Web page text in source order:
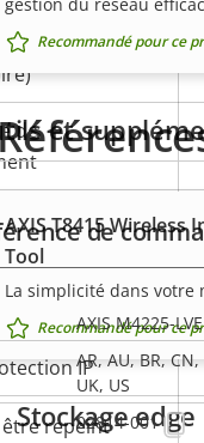
(fente pour
de
extérieur
contre
IP
repeint
Recommandé pour ce
et
AXIS T8415 Wireless
Tool
La simplicité dans votre
Recommandé pour ce
Stockage edge
de
AXIS M4225-LVE
AR, AU, BR, CN,
UK, US
02814-001